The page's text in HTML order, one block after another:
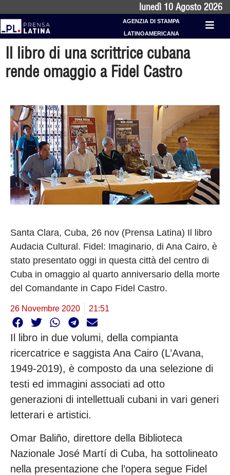
lunedì 10 Agosto 2026
AGENZIA DI STAMPA
LATINOAMERICANA
Il libro di una scrittrice cubana
rende omaggio a Fidel Castro
Santa Clara, Cuba, 26 nov (Prensa Latina) Il libro
Audacia Cultural. Fidel: Imaginario, di Ana Cairo, è
stato presentato oggi in questa città del centro di
Cuba in omaggio al quarto anniversario della morte
del Comandante in Capo Fidel Castro.
26 Novembre 2020 21:51
Il libro in due volumi, della compianta
ricercatrice e saggista Ana Cairo (L’Avana,
1949-2019), è composto da una selezione di
testi ed immagini associati ad otto
generazioni di intellettuali cubani in vari generi
letterari e artistici.
Omar Baliño, direttore della Biblioteca
Nazionale José Martí di Cuba, ha sottolineato
nella presentazione che l’opera segue Fidel